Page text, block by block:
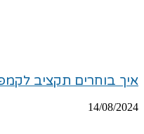
איך בוחרים תקציב
14/08/2024